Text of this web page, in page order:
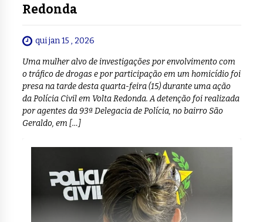
Redonda
qui jan 15 , 2026
Uma mulher alvo de investigações por envolvimento com
o tráfico de drogas e por participação em um homicídio foi
presa na tarde desta quarta-feira (15) durante uma ação
da Polícia Civil em Volta Redonda. A detenção foi realizada
por agentes da 93ª Delegacia de Polícia, no bairro São
Geraldo, em […]